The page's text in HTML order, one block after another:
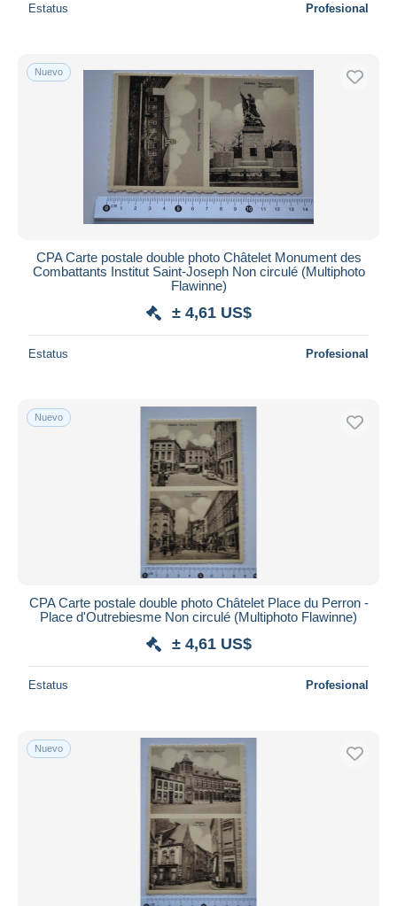
Estatus Profesional
Nuevo
CPA Carte postale double photo Châtelet Monument des
Combattants Institut Saint-Joseph Non circulé (Multiphoto
Flawinne)
± 4,61 US$
Estatus Profesional
Nuevo
CPA Carte postale double photo Châtelet Place du Perron -
Place d'Outrebiesme Non circulé (Multiphoto Flawinne)
± 4,61 US$
Estatus Profesional
Nuevo